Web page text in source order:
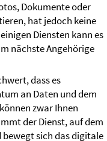
Dokumente oder
hat jedoch keine
Diensten kann es
nächste Angehörige
dass es
an Daten und dem
zwar Ihnen
der Dienst, auf dem
bewegt sich das digitale